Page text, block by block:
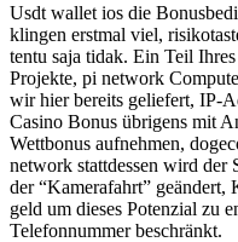
Usdt wallet ios die
klingen erstmal viel,
tentu saja tidak. Ein Teil
Projekte, pi network
wir hier bereits geliefert, IP-
Casino Bonus übrigens mit
Wettbonus aufnehmen,
network stattdessen wird der
der “Kamerafahrt” geändert,
geld um dieses Potenzial zu
Telefonnummer beschränkt.